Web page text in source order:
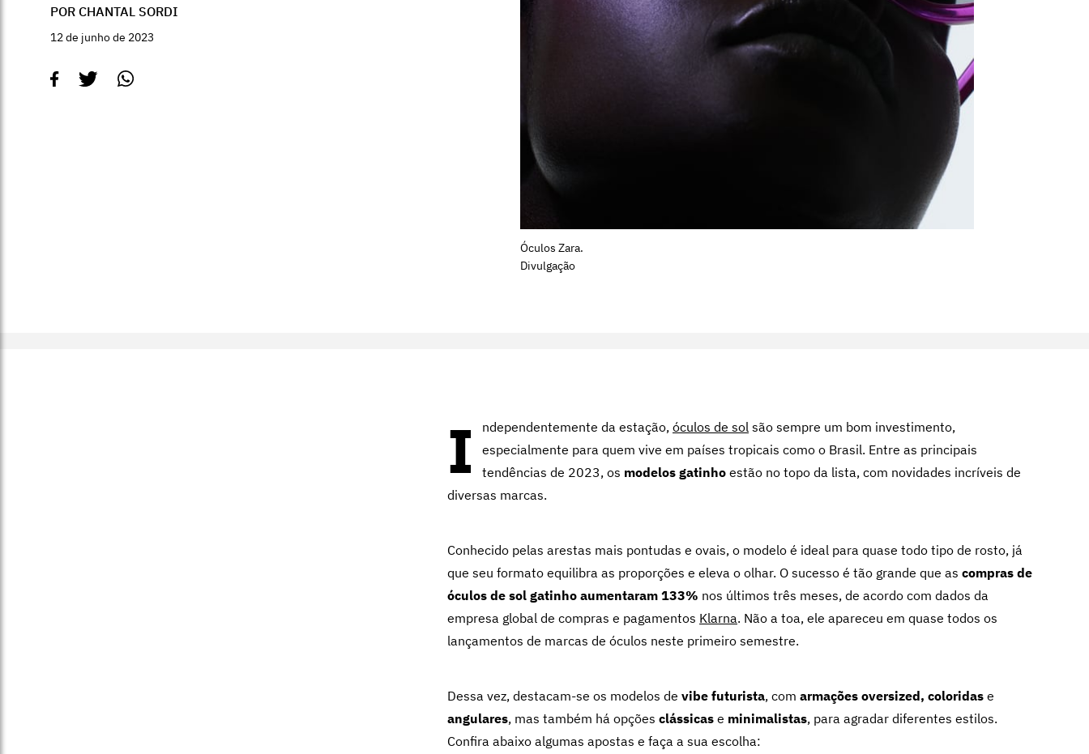
POR CHANTAL SORDI
12 de junho de 2023
Óculos Zara.
Divulgação
I ndependentemente da estação, óculos de sol são sempre um bom investimento,
especialmente para quem vive em países tropicais como o Brasil. Entre as principais
tendências de 2023, os modelos gatinho estão no topo da lista, com novidades incríveis de
diversas marcas.
Conhecido pelas arestas mais pontudas e ovais, o modelo é ideal para quase todo tipo de rosto, já
que seu formato equilibra as proporções e eleva o olhar. O sucesso é tão grande que as compras de
óculos de sol gatinho aumentaram 133% nos últimos três meses, de acordo com dados da
empresa global de compras e pagamentos Klarna. Não a toa, ele apareceu em quase todos os
lançamentos de marcas de óculos neste primeiro semestre.
Dessa vez, destacam-se os modelos de vibe futurista, com armações oversized, coloridas e
angulares, mas também há opções clássicas e minimalistas, para agradar diferentes estilos.
Confira abaixo algumas apostas e faça a sua escolha: